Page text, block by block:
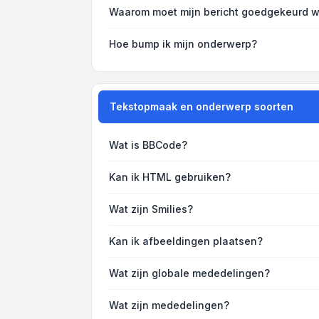
Waarom moet mijn bericht goedgekeurd
Hoe bump ik mijn onderwerp?
Tekstopmaak en onderwerp soorten
Wat is BBCode?
Kan ik HTML gebruiken?
Wat zijn Smilies?
Kan ik afbeeldingen plaatsen?
Wat zijn globale mededelingen?
Wat zijn mededelingen?